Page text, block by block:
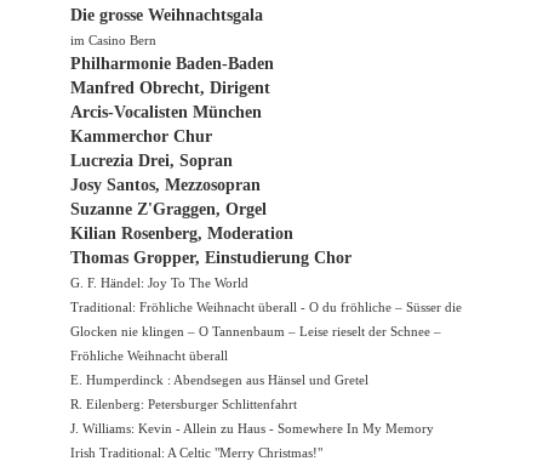
Die grosse Weihnachtsgala
im Casino Bern
Philharmonie Baden-Baden
Manfred Obrecht, Dirigent
Arcis-Vocalisten München
Kammerchor Chur
Lucrezia Drei, Sopran
Josy Santos, Mezzosopran
Suzanne Z'Graggen, Orgel
Kilian Rosenberg, Moderation
Thomas Gropper, Einstudierung Chor
G. F. Händel: Joy To The World
Traditional: Fröhliche Weihnacht überall - O du fröhliche – Süsser die
Glocken nie klingen – O Tannenbaum – Leise rieselt der Schnee –
Fröhliche Weihnacht überall
E. Humperdinck : Abendsegen aus Hänsel und Gretel
R. Eilenberg: Petersburger Schlittenfahrt
J. Williams: Kevin - Allein zu Haus - Somewhere In My Memory
Irish Traditional: A Celtic "Merry Christmas!"